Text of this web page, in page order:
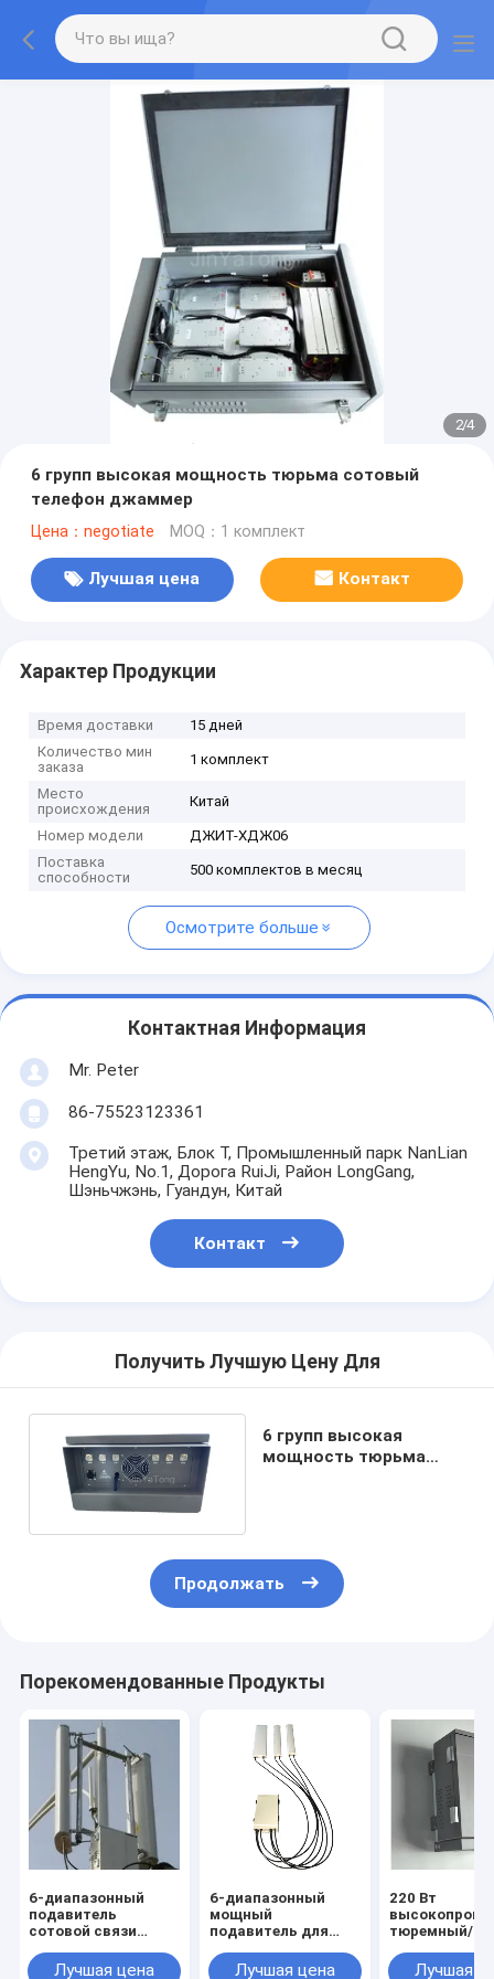
2/4
6 групп высокая мощность тюрьма сотовый
телефон джаммер
Цена：negotiate MOQ：1 комплект
Лучшая цена Контакт
Характер Продукции
Время доставки
15 дней
Количество мин
заказа
1 комплект
Место
происхождения
Китай
Номер модели
ДЖИТ-ХДЖ06
Поставка
способности
500 комплектов в месяц
Осмотрите больше
Контактная Информация
Mr. Peter
86-75523123361
Третий этаж, Блок T, Промышленный парк NanLian
HengYu, No.1, Дорога RuiJi, Район LongGang,
Шэньчжэнь, Гуандун, Китай
Контакт
Получить Лучшую Цену Для
6 групп высокая
мощность тюрьма
Продолжать
Порекомендованные Продукты
6-диапазонный
подавитель
сотовой связи
для тюрем
Лучшая цена
6-диапазонный
мощный
подавитель для
исправительных
Лучшая цена
220 Вт
тюремный/
джаммер с 5
Лучшая